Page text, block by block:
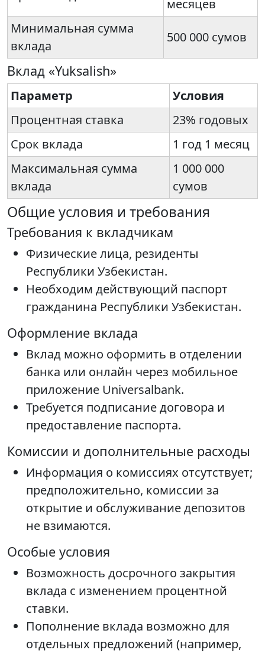
месяцев
Минимальная сумма
вклада
500 000 сумов
Вклад «Yuksalish»
Параметр
Условия
Процентная ставка
23% годовых
Срок вклада
1 год 1 месяц
Максимальная сумма
вклада
1 000 000
сумов
Общие условия и требования
Требования к вкладчикам
Физические лица, резиденты
Республики Узбекистан.
Необходим действующий паспорт
гражданина Республики Узбекистан.
Оформление вклада
Вклад можно оформить в отделении
банка или онлайн через мобильное
приложение Universalbank.
Требуется подписание договора и
предоставление паспорта.
Комиссии и дополнительные расходы
Информация о комиссиях отсутствует;
предположительно, комиссии за
открытие и обслуживание депозитов
не взимаются.
Особые условия
Возможность досрочного закрытия
вклада с изменением процентной
ставки.
Пополнение вклада возможно для
отдельных предложений (например,